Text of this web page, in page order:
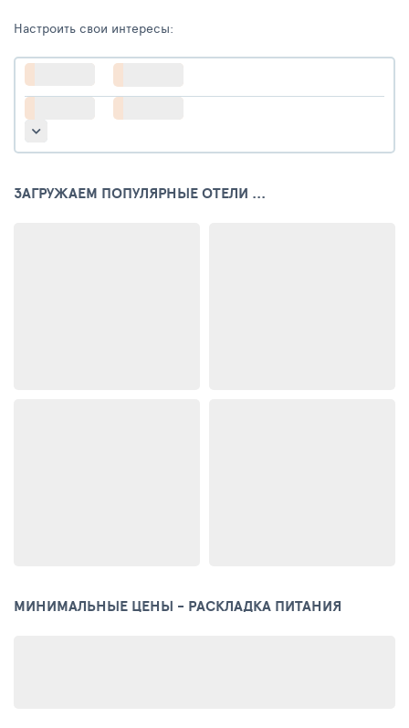
Настроить свои интересы:
ЗАГРУЖАЕМ ПОПУЛЯРНЫЕ ОТЕЛИ ...
МИНИМАЛЬНЫЕ ЦЕНЫ - РАСКЛАДКА ПИТАНИЯ